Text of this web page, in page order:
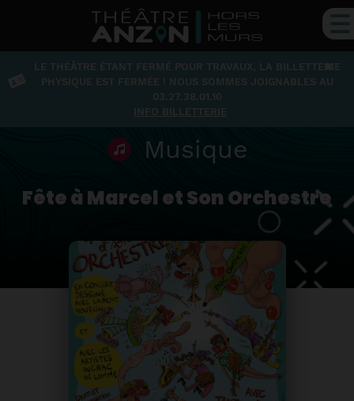
×
LE THÉÂTRE ÉTANT FERMÉ POUR TRAVAUX, LA BILLETTERIE
PHYSIQUE EST FERMÉE ! NOUS SOMMES JOIGNABLES AU
03.27.38.01.10
INFO BILLETTERIE
Musique
Fête à Marcel et Son Orchestre